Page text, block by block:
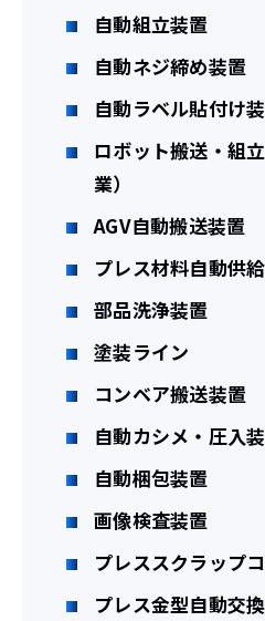
自動組立装置
自動ネジ締め装置
自動ラベル貼付け
ロボット搬送・組
業）
AGV自動搬送装置
プレス材料自動供
部品洗浄装置
塗装ライン
コンベア搬送装置
自動カシメ・圧入
自動梱包装置
画像検査装置
プレススクラップ
プレス金型自動交